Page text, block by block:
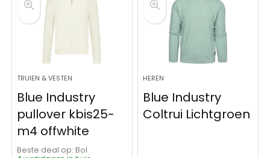
TRUIEN & VESTEN
Blue Industry
pullover kbis25-
m4 offwhite
Beste deal op:
Bol
HEREN
Blue Industry
Coltrui Lichtgroen